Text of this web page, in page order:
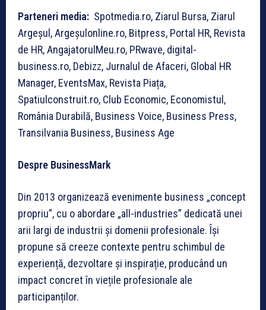
Parteneri media: Spotmedia.ro, Ziarul Bursa, Ziarul
Argeșul, Argeșulonline.ro, Bitpress, Portal HR, Revista
de HR, AngajatorulMeu.ro, PRwave, digital-
business.ro, Debizz, Jurnalul de Afaceri, Global HR
Manager, EventsMax, Revista Piața,
Spatiulconstruit.ro, Club Economic, Economistul,
România Durabilă, Business Voice, Business Press,
Transilvania Business, Business Age
Despre BusinessMark
Din 2013 organizează evenimente business „concept
propriu”, cu o abordare „all-industries” dedicată unei
arii largi de industrii și domenii profesionale. Își
propune să creeze contexte pentru schimbul de
experiență, dezvoltare și inspirație, producând un
impact concret în viețile profesionale ale
participanților.